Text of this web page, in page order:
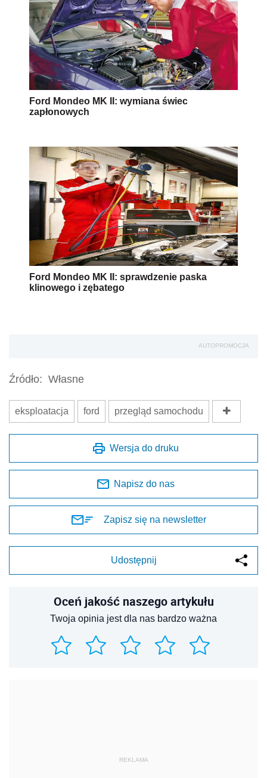
Ford Mondeo MK II: wymiana świec
zapłonowych
Ford Mondeo MK II: sprawdzenie paska
klinowego i zębatego
AUTOPROMOCJA
Źródło: Własne
eksploatacja ford przegląd samochodu
Wersja do druku
Napisz do nas
Zapisz się na newsletter
Udostępnij
Oceń jakość naszego artykułu
Twoja opinia jest dla nas bardzo ważna
REKLAMA